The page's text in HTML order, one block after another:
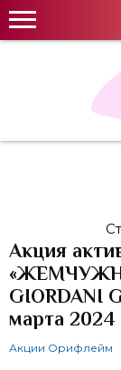
Акция
GIORDANI
марта
Акции Орифлейм